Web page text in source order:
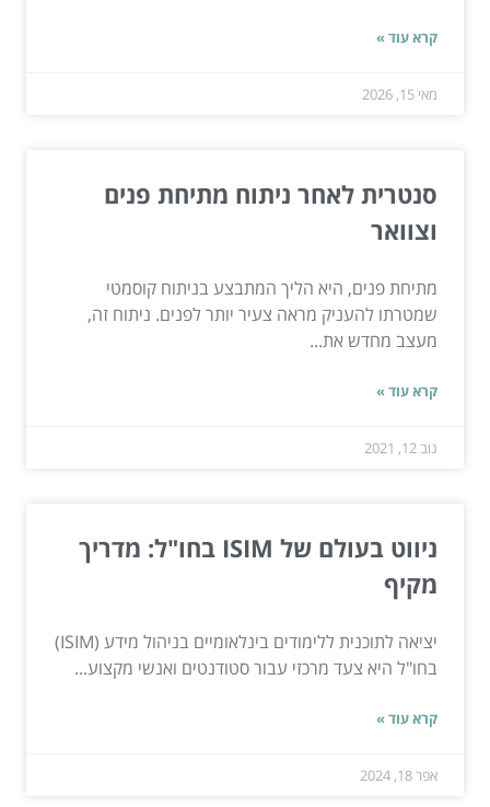
קרא עוד »
מאי 15, 2026
סנטרית לאחר ניתוח מתיחת פנים
וצוואר
מתיחת פנים, היא הליך המתבצע בניתוח קוסמטי
שמטרתו להעניק מראה צעיר יותר לפנים. ניתוח זה,
מעצב מחדש את...
קרא עוד »
נוב 12, 2021
ניווט בעולם של ISIM בחו"ל: מדריך
מקיף
יציאה לתוכנית ללימודים בינלאומיים בניהול מידע (ISIM)
בחו"ל היא צעד מרכזי עבור סטודנטים ואנשי מקצוע...
קרא עוד »
אפר 18, 2024